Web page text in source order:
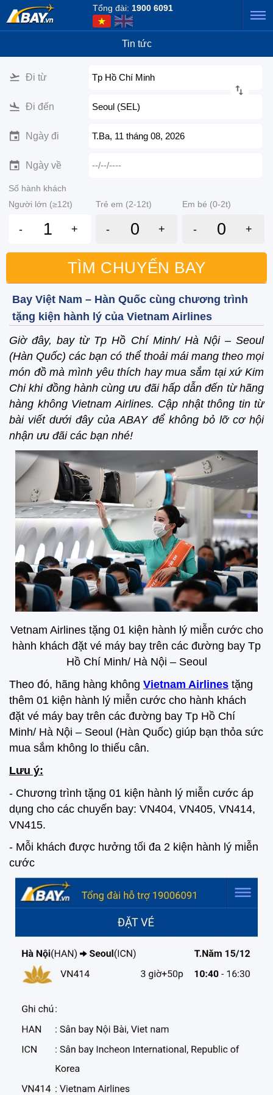
Tổng đài: 1900 6091
Tin tức
Đi từ Tp Hồ Chí Minh
Đi đến Seoul (SEL)
Ngày đi T.Ba, 11 tháng 08, 2026
Ngày về --/--/----
Số hành khách
Người lớn (≥12t)
Trẻ em (2-12t) Em bé (0-2t)
- + - + - +
TÌM CHUYẾN BAY
Bay Việt Nam – Hàn Quốc cùng chương trình
tặng kiện hành lý của Vietnam Airlines
Giờ đây, bay từ Tp Hồ Chí Minh/ Hà Nội – Seoul
(Hàn Quốc) các bạn có thể thoải mái mang theo mọi
món đồ mà mình yêu thích hay mua sắm tại xứ Kim
Chi khi đồng hành cùng ưu đãi hấp dẫn đến từ hãng
hàng không Vietnam Airlines. Cập nhật thông tin từ
bài viết dưới đây của ABAY để không bỏ lỡ cơ hội
nhận ưu đãi các bạn nhé!
Vetnam Airlines tặng 01 kiện hành lý miễn cước cho
hành khách đặt vé máy bay trên các đường bay Tp
Hồ Chí Minh/ Hà Nội – Seoul
Theo đó, hãng hàng không Vietnam Airlines tặng
thêm 01 kiện hành lý miễn cước cho hành khách
đặt vé máy bay trên các đường bay Tp Hồ Chí
Minh/ Hà Nội – Seoul (Hàn Quốc) giúp bạn thỏa sức
mua sắm không lo thiếu cân.
Lưu ý:
- Chương trình tặng 01 kiện hành lý miễn cước áp
dụng cho các chuyến bay: VN404, VN405, VN414,
VN415.
- Mỗi khách được hưởng tối đa 2 kiện hành lý miễn
cước